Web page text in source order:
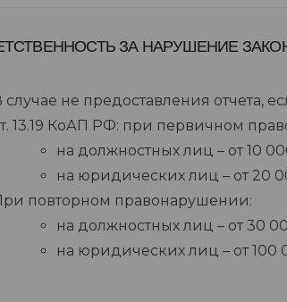
ЗА НАРУШЕНИЕ
случае не предоставления отчета,
13.19 КоАП РФ: при первичном
на должностных лиц – от 10
на юридических лиц – от 20
повторном правонарушении:
на должностных лиц – от 30
на юридических лиц – от 100